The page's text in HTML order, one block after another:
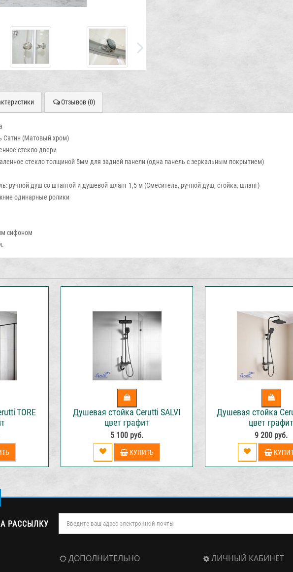
Отзывов (0)
(Матовый хром)
стекло двери
стекло толщиной 5мм для задней панели (одна панель с зеркальным покрытием)
ручной душ со штангой и душевой шланг 1,5 м (Смеситель, ручной душ, стойка, шланг)
одинарные ролики
сифоном
TORE
Душевая стойка Cerutti SALVI
цвет графит
5 100 руб.
КУПИТЬ
Душевая стойка
цвет графит
9 200 руб.
РАССЫЛКУ
ДОПОЛНИТЕЛЬНО ЛИЧНЫЙ КАБИНЕТ